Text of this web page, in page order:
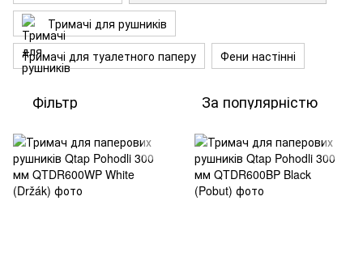
Тримачі для рушників
Тримачі для туалетного паперу
Фени настінні
Фільтр За популярністю